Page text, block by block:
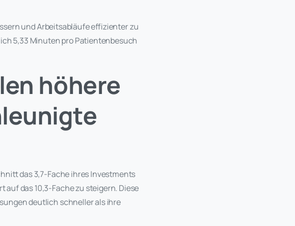
und Arbeitsabläufe effizienter zu
5,33 Minuten pro Patientenbesuch
höhere
das 3,7-Fache ihres Investments
auf das 10,3-Fache zu steigern. Diese
deutlich schneller als ihre